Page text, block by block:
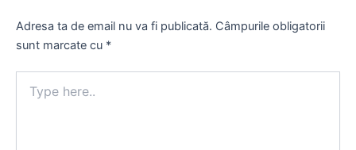
Adresa ta de email nu va fi publicată. Câmpurile obligatorii
sunt marcate cu *
here..